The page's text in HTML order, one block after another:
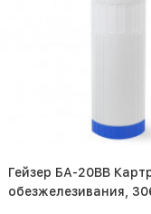
Гейзер БА-20BB
обезжелезивания,